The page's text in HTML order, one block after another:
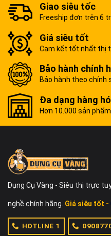
Giao siêu tốc
Freeship đơn trên 6
Giá siêu tốt
Cam kết tốt nhất thị
Bảo hành chính
Bảo hành theo chính
Đa dạng hàng
Hơn 10.000 sản phẩm
Dụng Cụ Vàng - Siêu thị trực
nghề chính hãng. Giá siêu tốt -
HOTLINE 1